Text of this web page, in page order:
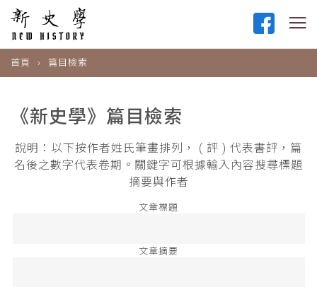
首頁 篇目檢索
《新史學》篇目檢索
說明：以下按作者姓氏筆畫排列， ( 評 ) 代表書評，篇
名後之數字代表卷期。關鍵字可根據輸入內容搜尋標題
摘要與作者
文章標題
文章摘要